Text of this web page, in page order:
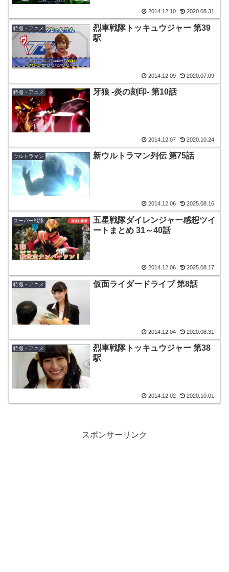
2014.12.10 2020.08.31
特撮・アニメ
烈車戦隊トッキュウジャー 第39
駅
2014.12.09 2020.07.09
特撮・アニメ 牙狼 -炎の刻印- 第10話
2014.12.07 2020.10.24
ウルトラマン 新ウルトラマン列伝 第75話
2014.12.06 2025.08.16
スーパー戦隊
五星戦隊ダイレンジャー感想ツイ
ートまとめ 31～40話
2014.12.06 2025.08.17
特撮・アニメ 仮面ライダードライブ 第8話
2014.12.04 2020.08.31
特撮・アニメ
烈車戦隊トッキュウジャー 第38
駅
2014.12.02 2020.10.01
スポンサーリンク